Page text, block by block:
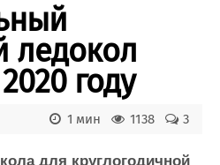
ледокол
году
3
1138
1 мин
для круглогодичной